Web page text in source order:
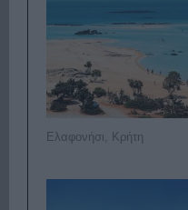
Ελαφονήσι, Κρήτη